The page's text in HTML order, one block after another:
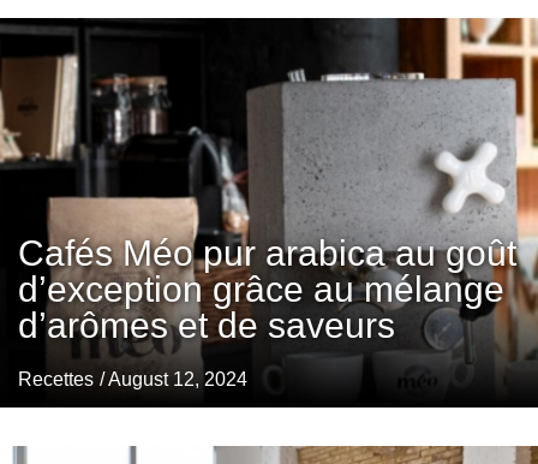
Cafés Méo pur arabica au goût
d’exception grâce au mélange
d’arômes et de saveurs
Recettes / August 12, 2024